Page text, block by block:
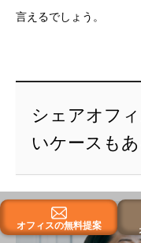
言えるでしょう。
シェアオフ
いケースもあ
オフィスの無料提案